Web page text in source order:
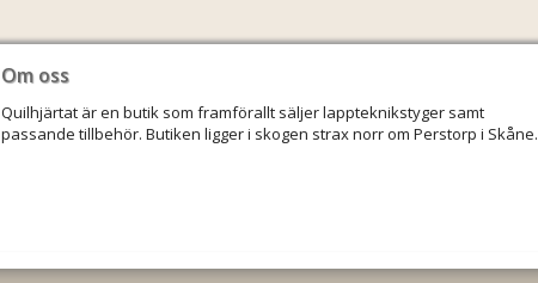
Om oss
Quilhjärtat är en butik som framförallt säljer lappteknikstyger samt
passande tillbehör. Butiken ligger i skogen strax norr om Perstorp i Skåne.